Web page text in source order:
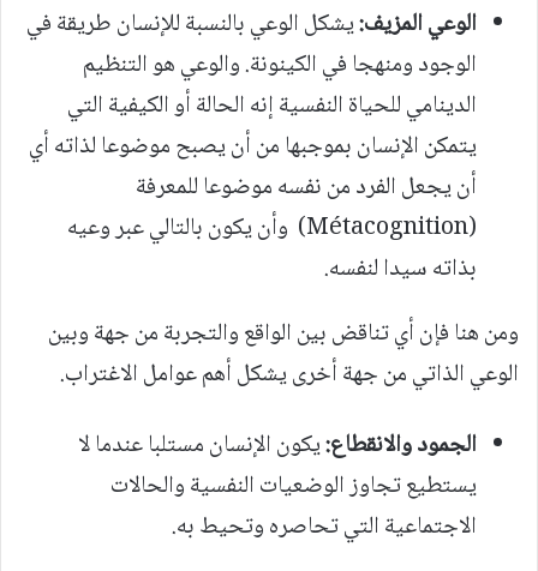
الوعي المزيف:يشكل الوعي بالنسبة للإنسان طريقة في
الوجود ومنهجا في الكينونة. والوعي هو التنظيم
الدينامي للحياة النفسية إنه الحالة أو الكيفية التي
يتمكن الإنسان بموجبها من أن يصبح موضوعا لذاته أي
أن يجعل الفرد من نفسه موضوعا للمعرفة
(Métacognition) وأن يكون بالتالي عبر وعيه
بذاته سيدا لنفسه.
ومن هنا فإن أي تناقض بين الواقع والتجربة من جهة وبين
الوعي الذاتي من جهة أخرى يشكل أهم عوامل الاغتراب.
الجمود والانقطاع:يكون الإنسان مستلبا عندما لا
يستطيع تجاوز الوضعيات النفسية والحالات
الاجتماعية التي تحاصره وتحيط به.